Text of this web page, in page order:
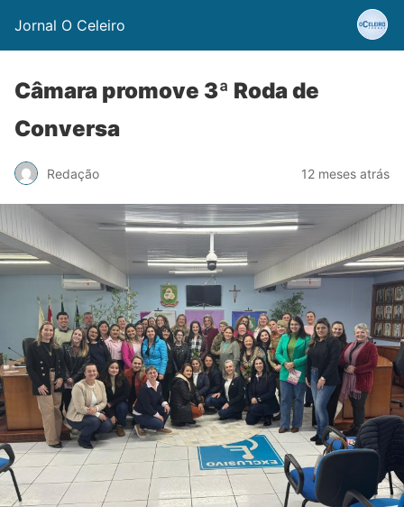
Jornal O Celeiro
Câmara promove 3ª Roda de
Conversa
Redação 12 meses atrás